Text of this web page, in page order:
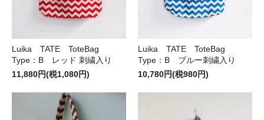
Luika TATE ToteBag
Type：B レッド 刺繍入り
11,880円(税1,080円)
Luika TATE ToteBag
Type：B ブルー刺繍入り
10,780円(税980円)